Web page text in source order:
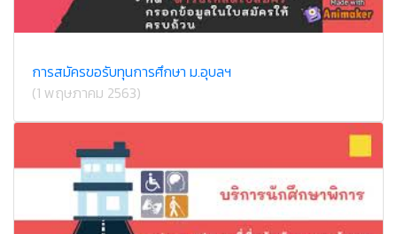
การสมัครขอรับทุนการศึกษา ม.อุบลฯ
(1 พฤษภาคม 2563)